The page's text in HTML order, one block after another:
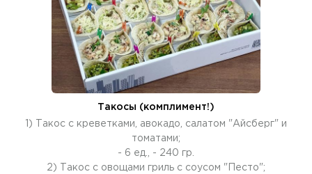
Такосы (комплимент!)
1) Такос с креветками, авокадо, салатом "Айсберг" и
томатами;
- 6 ед., - 240 гр.
2) Такос с овощами гриль с соусом "Песто";